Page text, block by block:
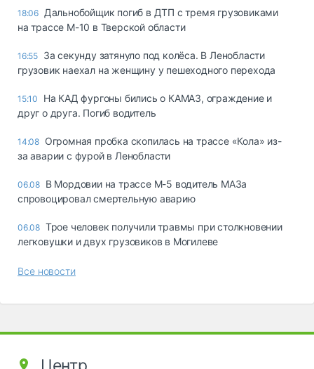
18:06 Дальнобойщик погиб в ДТП с тремя грузовиками
на трассе М-10 в Тверской области
16:55 За секунду затянуло под колёса. В Ленобласти
грузовик наехал на женщину у пешеходного перехода
15:10
На КАД фургоны бились о КАМАЗ, ограждение и
друг о друга. Погиб водитель
14:08 Огромная пробка скопилась на трассе «Кола» из-
за аварии с фурой в Ленобласти
06.08 В Мордовии на трассе М-5 водитель МАЗа
спровоцировал смертельную аварию
06.08 Трое человек получили травмы при столкновении
легковушки и двух грузовиков в Могилеве
Все новости